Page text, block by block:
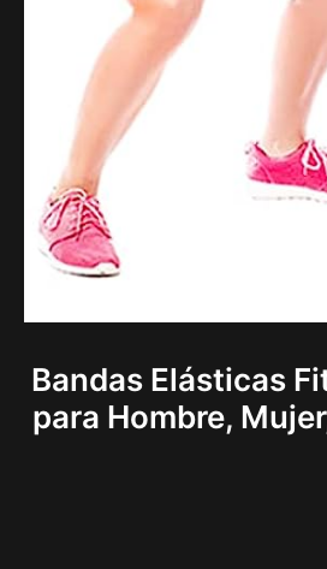
Bandas Elásticas
para Hombre,